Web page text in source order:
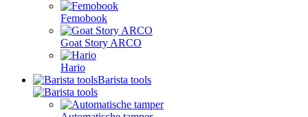
Femobook
Goat Story ARCO
Hario
Barista tools